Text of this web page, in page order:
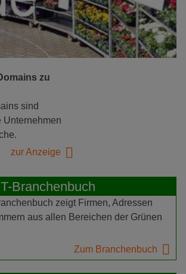
zu
sind
Unternehmen
zur Anzeige
Branchenbuch
zeigt Firmen, Adressen
aus allen Bereichen der Grünen
Zum Branchenbuch